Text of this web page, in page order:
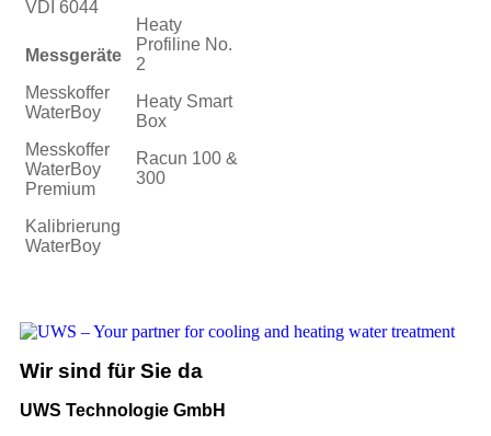
VDI 6044
Messgeräte
Messkoffer
WaterBoy
Messkoffer
WaterBoy
Premium
Kalibrierung
WaterBoy
Heaty
Profiline No.
2
Heaty Smart
Box
Racun 100 &
300
Wir sind für Sie da
UWS Technologie GmbH